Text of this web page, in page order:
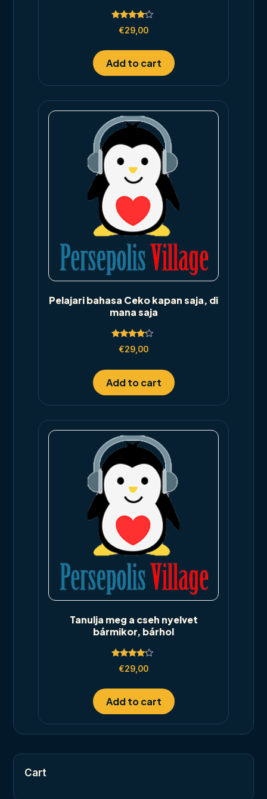
Rated
4.00
€29,00
Add to cart
Pelajari bahasa Ceko kapan saja, di
mana saja
Rated
4.00
€29,00
Add to cart
Tanulja meg a cseh nyelvet
bármikor, bárhol
Rated
4.00
€29,00
Add to cart
Cart